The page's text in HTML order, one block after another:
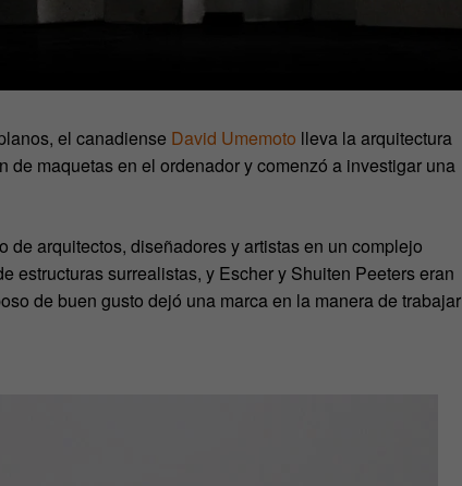
el canadiense David Umemoto lleva la arquitectura
de maquetas en el ordenador y comenzó a investigar una
arquitectos, diseñadores y artistas en un complejo
estructuras surrealistas, y Escher y Shuiten Peeters eran
de buen gusto dejó una marca en la manera de trabajar